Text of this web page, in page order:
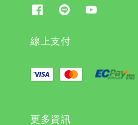
線上支付
更多資訊